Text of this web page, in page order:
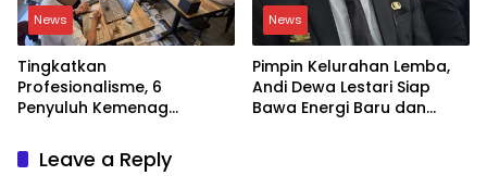
News
Tingkatkan
Profesionalisme, 6
Penyuluh Kemenag
Kenaikan Jabatan
News
Pimpin Kelurahan Lemba,
Andi Dewa Lestari Siap
Bawa Energi Baru dan
Leave a Reply